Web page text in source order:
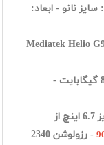
نانو - ابعاد:
Mediatek Helio
حافظه‌ داخلی 256 گيگابايت - مقدار رم 8 گيگابايت -
صفحه نمایش رنگی لمسی با سایز 6.7 اینچ از
- رزولوشن 2340